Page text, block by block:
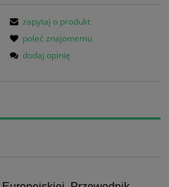
zapytaj o produkt
poleć znajomemu
dodaj opinię